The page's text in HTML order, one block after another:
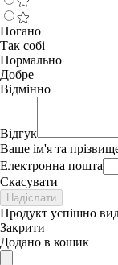
Погано
Так собі
Нормально
Добре
Відмінно
Відгук
Ваше ім'я та
Електронна пошта
Скасувати
Надіслати
Продукт успішно
Закрити
Додано в кошик